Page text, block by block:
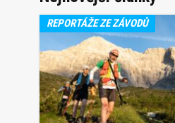
REPORTÁŽE ZE ZÁVODŮ